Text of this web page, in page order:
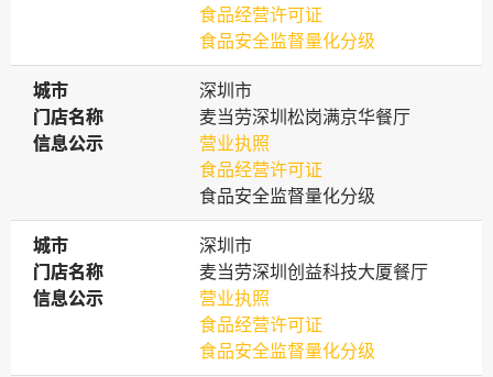
食品经营许可证
食品安全监督量化分级
城市
城市
深圳市
门店名称
门店名称
麦当劳深圳松岗满京华餐厅
信息公示
信息公示
营业执照
食品经营许可证
食品安全监督量化分级
城市
城市
深圳市
门店名称
门店名称
麦当劳深圳创益科技大厦餐厅
信息公示
信息公示
营业执照
食品经营许可证
食品安全监督量化分级